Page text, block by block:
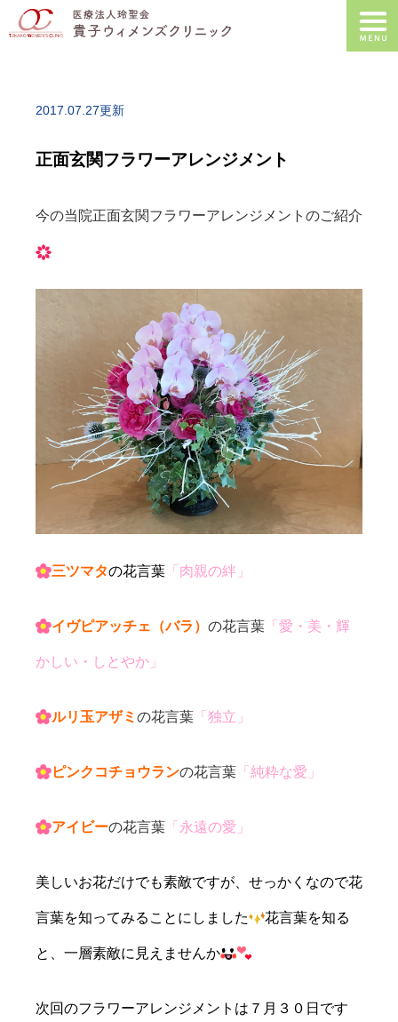
2017.07.27更新
正面玄関フラワーアレンジメント
今の当院正面玄関フラワーアレンジメントのご紹介
三ツマタの花言葉 「肉親の絆」
イヴピアッチェ（バラ） の花言葉 「愛・美・輝
かしい・しとやか」
ルリ玉アザミ の花言葉 「独立」
ピンクコチョウランの花言葉 「純粋な愛」
アイビーの花言葉 「永遠の愛」
美しいお花だけでも素敵ですが、せっかくなので花
言葉を知ってみることにしました 花言葉を知る
と、一層素敵に見えませんか
次回のフラワーアレンジメントは７月３０日です